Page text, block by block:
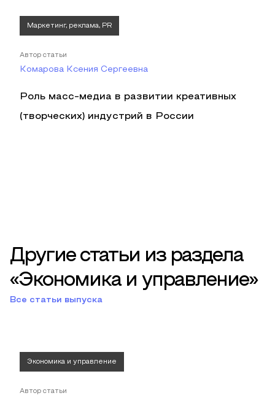
Маркетинг, реклама, PR
Автор статьи
Комарова Ксения Сергеевна
Роль масс-медиа в развитии креативных
(творческих) индустрий в России
Другие статьи из раздела
«Экономика и управление»
Все статьи выпуска
Экономика и управление
Автор статьи